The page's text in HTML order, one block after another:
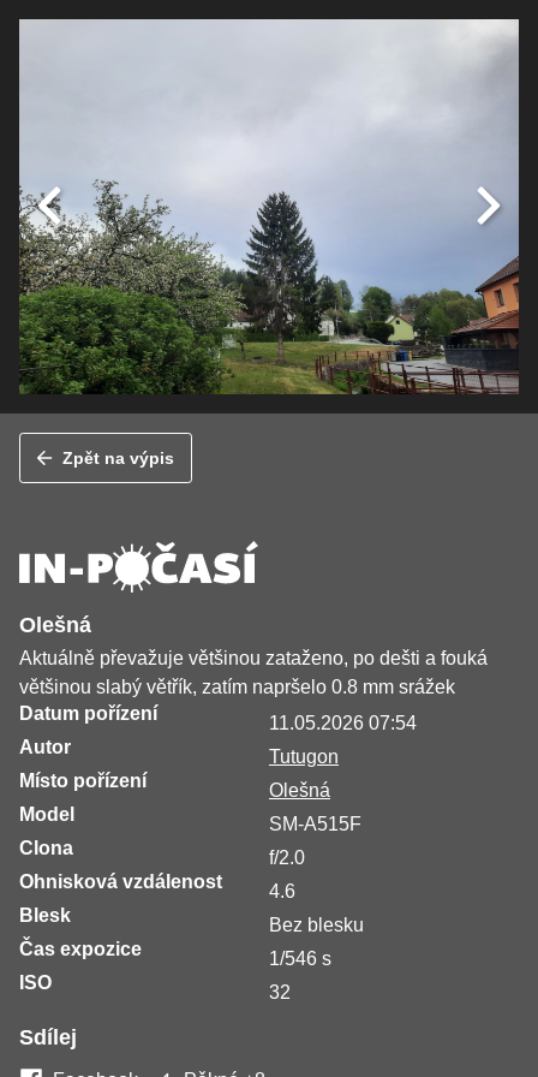
Zpět na výpis
Olešná
Aktuálně převažuje většinou zataženo, po dešti a fouká
většinou slabý větřík, zatím napršelo 0.8 mm srážek
Datum pořízení
11.05.2026 07:54
Autor
Tutugon
Místo pořízení
Olešná
Model
SM-A515F
Clona
f/2.0
Ohnisková vzdálenost
4.6
Blesk
Bez blesku
Čas expozice
1/546 s
ISO
32
Sdílej